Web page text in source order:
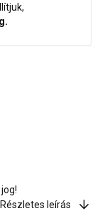
Részletes leírás